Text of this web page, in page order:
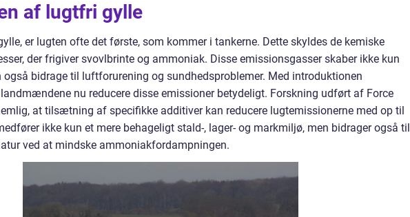
af lugtfri gylle
er lugten ofte det første, som kommer i tankerne. Dette skyldes de kemiske
der frigiver svovlbrinte og ammoniak. Disse emissionsgasser skaber ikke kun
også bidrage til luftforurening og sundhedsproblemer. Med introduktionen
landmændene nu reducere disse emissioner betydeligt. Forskning udført af Force
at tilsætning af specifikke additiver kan reducere lugtemissionerne med op til
ikke kun et mere behageligt stald-, lager- og markmiljø, men bidrager også til
ved at mindske ammoniakfordampningen.